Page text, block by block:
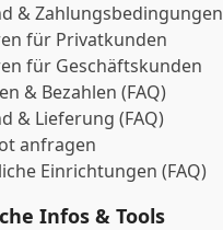
& Zahlungsbedingungen
für Privatkunden
für Geschäftskunden
& Bezahlen (FAQ)
& Lieferung (FAQ)
anfragen
Einrichtungen (FAQ)
Infos & Tools